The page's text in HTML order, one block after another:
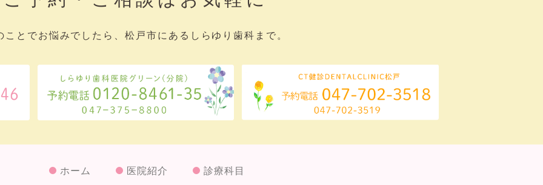
ことでお悩みでしたら、松戸市にあるしらゆり歯科まで。
ホーム 医院紹介 診療科目